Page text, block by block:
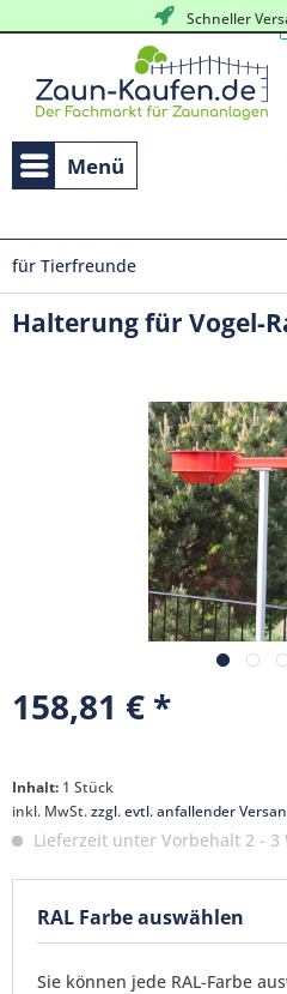
Schneller
Menü
für Tierfreunde
Halterung für Vogel-
158,81 € *
Inhalt: 1 Stück
inkl. MwSt.zzgl. evtl. anfallender
Lieferzeit unter Vorbehalt 2 - 3
RAL Farbe auswählen
Sie können jede RAL-Farbe